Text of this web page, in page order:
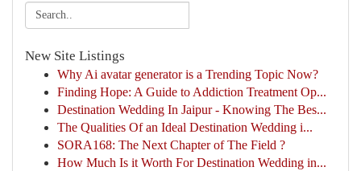
New Site Listings
Why Ai avatar generator is a Trending Topic Now?
Finding Hope: A Guide to Addiction Treatment Op...
Destination Wedding In Jaipur - Knowing The Bes...
The Qualities Of an Ideal Destination Wedding i...
SORA168: The Next Chapter of The Field ?
How Much Is it Worth For Destination Wedding in...